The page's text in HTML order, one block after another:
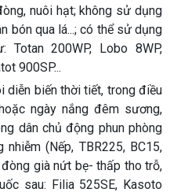
nuôi hạt; không sử dụng
bón qua lá...; có thể sử dụng
200WP, Lobo 8WP,
900SP...
diễn biến thời tiết, trong điều
ngày nắng đêm sương,
dân chủ động phun phòng
(Nếp, TBR225, BC15,
già nứt bẹ- thấp tho trỗ,
sau: Filia 525SE, Kasoto